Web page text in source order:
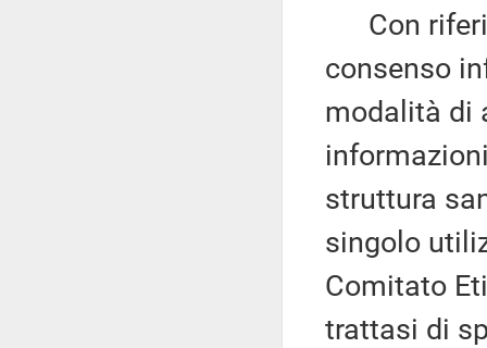
Con
consenso
modalità di
struttura
singolo
Comitato
trattasi di